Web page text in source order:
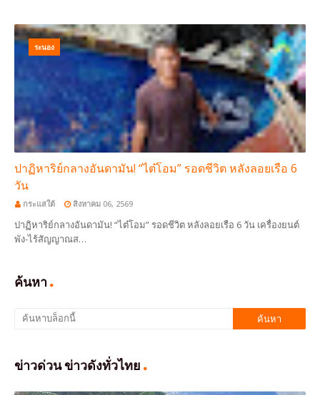
ระนอง
ปาฏิหาริย์กลางอันดามัน! “ไต๋โอม” รอดชีวิต หลังลอยเรือ 6
วัน
กระแสใต้ สิงหาคม 06, 2569
ปาฏิหาริย์กลางอันดามัน! “ไต๋โอม” รอดชีวิต หลังลอยเรือ 6 วัน เครื่องยนต์
พัง-ไร้สัญญาณส…
ค้นหา
ข่าวด่วน ข่าวดังทั่วไทย